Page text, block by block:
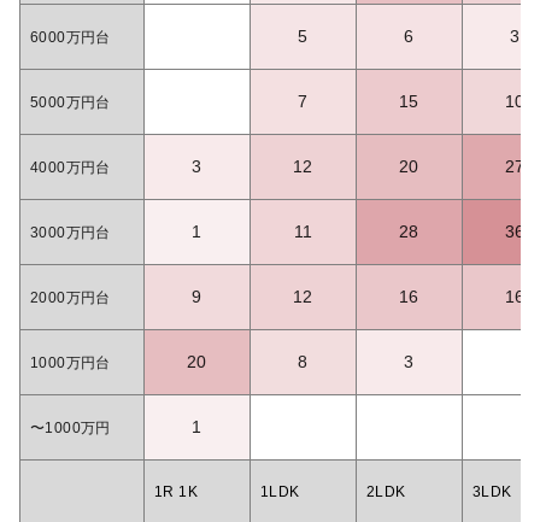
6000万円台 5 6 3
5000万円台 7 15 10
4000万円台 3 12 20 27
3000万円台 1 11 28 36
2000万円台 9 12 16 16
1000万円台 20 8 3
〜1000万円 1
1R 1K 1LDK 2LDK 3LDK